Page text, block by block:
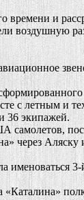
и
с летным и
36 экипажей.
через
полк